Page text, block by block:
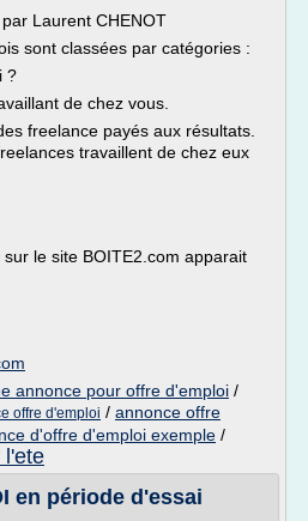
Laurent CHENOT
sont classées par catégories :
?
de chez vous.
freelance payés aux résultats.
travaillent de chez eux
le site BOITE2.com apparait
annonce pour offre d'emploi /
offre d'emploi / annonce offre
d'offre d'emploi exemple /
l'ete
en période d'essai